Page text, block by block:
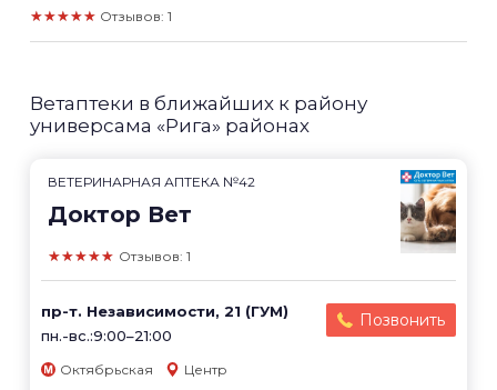
★★★★★ Отзывов: 1
Ветаптеки в ближайших к району
универсама «Рига» районах
ВЕТЕРИНАРНАЯ АПТЕКА №42
Доктор Вет
★★★★★ Отзывов: 1
пр-т. Независимости, 21 (ГУМ)
пн.-вс.:9:00–21:00
Позвонить
Октябрьская Центр